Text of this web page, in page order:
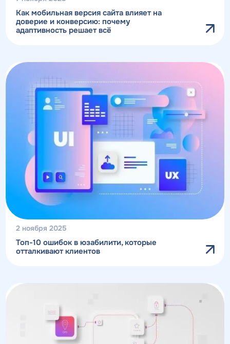
Как мобильная версия сайта влияет на
доверие и конверсию: почему
адаптивность решает всё
2 ноября 2025
Топ-10 ошибок в юзабилити, которые
отталкивают клиентов